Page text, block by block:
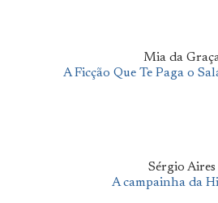
Mia da
A Ficção Que Te Paga o
Sérgio Aires
A campainha da